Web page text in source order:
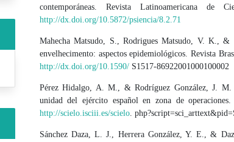
contemporáneas. Revista Latinoamericana
http://dx.doi.org/10.5872/psiencia/8.2.71
Mahecha Matsudo, S., Rodrigues Matsudo, V. K.,
envelhecimento: aspectos epidemiológicos. Revista
http://dx.doi.org/10.1590/S1517-86922001000100002
Pérez Hidalgo, A. M., & Rodríguez González, J. M.
unidad del ejército español en zona de
http://scielo.isciii.es/scielo.
Sánchez Daza, L. J., Herrera González, Y. E., &